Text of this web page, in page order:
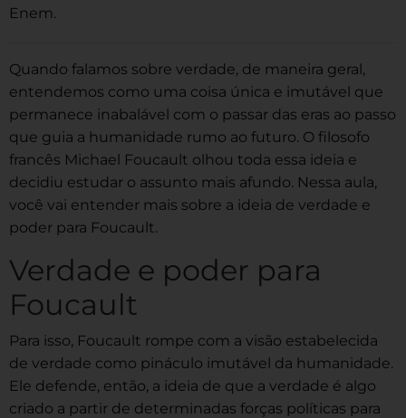
Enem.
Quando falamos sobre verdade, de maneira geral,
entendemos como uma coisa única e imutável que
permanece inabalável com o passar das eras ao passo
que guia a humanidade rumo ao futuro. O filosofo
francês Michael Foucault olhou toda essa ideia e
decidiu estudar o assunto mais afundo. Nessa aula,
você vai entender mais sobre a ideia de verdade e
poder para Foucault.
Verdade e poder para
Foucault
Para isso, Foucault rompe com a visão estabelecida
de verdade como pináculo imutável da humanidade.
Ele defende, então, a ideia de que a verdade é algo
criado a partir de determinadas forças políticas para